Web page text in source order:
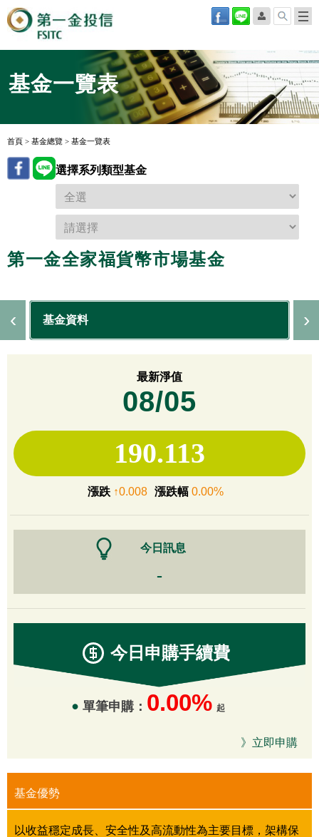
基金一覽表
首頁 > 基金總覽 > 基金一覽表
選擇系列類型基金
第一金全家福貨幣市場基金
基金資料
最新淨值
08/05
190.113
漲跌 ↑0.008 漲跌幅 0.00%
今日訊息
-
今日申購手續費
單筆申購： 0.00% 起
》立即申購
基金優勢
以收益穩定成長、安全性及高流動性為主要目標，架構保